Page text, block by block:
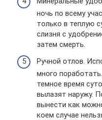
ночь по всему
только в теплую
слизня с
затем смерть.
Ручной отлов.
много
темное время
вылазят наружу.
вынести как
коем случае